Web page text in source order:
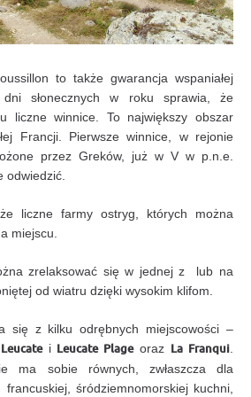
to także gwarancja wspaniałej
słonecznych w roku sprawia, że
liczne winnice. To największy obszar
Francji. Pierwsze winnice, w rejonie
przez Greków, już w V w p.n.e.
odwiedzić.
liczne farmy ostryg, których można
miejscu.
zrelaksować się w jednej z lub na
od wiatru dzięki wysokim klifom.
się z kilku odrębnych miejscowości –
i Leucate Plageoraz La Franqui
ma sobie równych, zwłaszcza dla
francuskiej, śródziemnomorskiej kuchni,